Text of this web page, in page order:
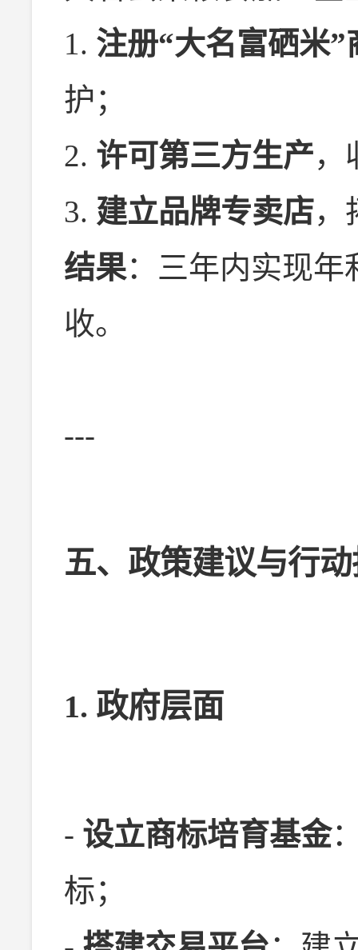
1. 注册“大名富硒米”
护；
2. 许可第三方生产，
3. 建立品牌专卖店，
结果：三年内实现年
收。
---
五、政策建议与行
1. 政府层面
- 设立商标培育基金
标；